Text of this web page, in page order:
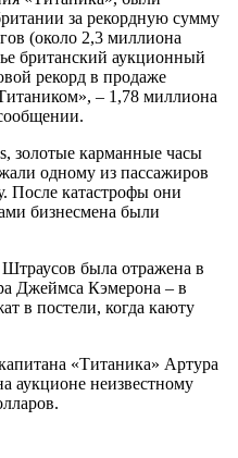
за рекордную сумму
(около 2,3 миллиона
британский аукционный
рекорд в продаже
– 1,78 миллиона
золотые карманные часы
одному из пассажиров
После катастрофы они
бизнесмена были
была отражена в
Джеймса Кэмерона – в
в постели, когда каюту
«Титаника» Артура
аукционе неизвестному